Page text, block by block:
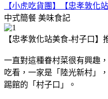
【小虎吃貨團】【忠孝敦化
中式簡餐 美味食記
【忠孝敦化站美食-村子
一直對這種眷村菜很有興趣
吃看，一家是「陸光新村」
踢館的「村子口」。